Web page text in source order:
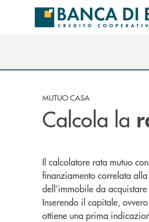
Salta al contenuto principale
MUTUO CASA
Calcola la
Il calcolatore rata mutuo
finanziamento correlata
dell’immobile da
Inserendo il capitale,
ottiene una prima